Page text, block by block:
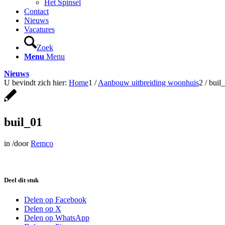
Het Spinsel
Contact
Nieuws
Vacatures
Zoek
Menu Menu
Nieuws
U bevindt zich hier: Home1 / Aanbouw uitbreiding woonhuis2 /
buil_01
in /doorRemco
Deel dit stuk
Delen op Facebook
Delen op X
Delen op WhatsApp